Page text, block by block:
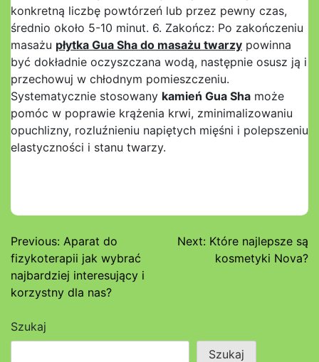
konkretną liczbę powtórzeń lub przez pewny czas,
średnio około 5-10 minut. 6. Zakończ: Po zakończeniu
masażu płytka Gua Sha do masażu twarzy powinna
być dokładnie oczyszczana wodą, następnie osusz ją i
przechowuj w chłodnym pomieszczeniu.
Systematycznie stosowany kamień Gua Sha może
pomóc w poprawie krążenia krwi, zminimalizowaniu
opuchlizny, rozluźnieniu napiętych mięśni i polepszeniu
elastyczności i stanu twarzy.
Nawigacja
wpisu
Previous: Aparat do
fizykoterapii jak wybrać
najbardziej interesujący i
korzystny dla nas?
Next: Które najlepsze są
kosmetyki Nova?
Szukaj
Szukaj